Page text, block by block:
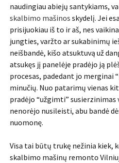
naudingiau abiejų santykiams,
skalbimo mašinos skydelį. Jei
prisijuokiau iš to ir aš, nes
jungties, varžto ar sukabinimų
neišbandė, kišo atsuktuvą už
atsukęs jį panelėje pradėjo ją
procesas, padedant jo merginai
minučių. Nuo patarimų vienas
pradėjo “užgimti” susierzinimas
nenorėjo nusileisti, abu bandė
nuomonę.
Visa tai būtų trukę nežinia kiek,
skalbimo mašinų remonto